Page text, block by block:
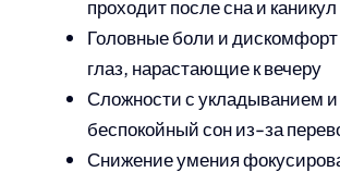
проходит после сна и каникул
Головные боли и дискомфорт
глаз, нарастающие к вечеру
Сложности с укладыванием и
беспокойный сон из-за
Снижение умения